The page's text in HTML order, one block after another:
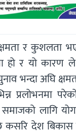
र कुशलता
हो र यो कारण ले
भन्दा अघि
प्रलोभनमा
लागि
देश बिकास